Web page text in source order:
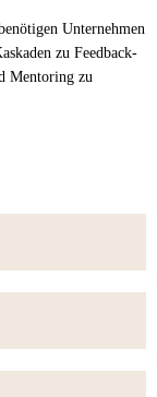
Unternehmen
zu Feedback-
Mentoring zu